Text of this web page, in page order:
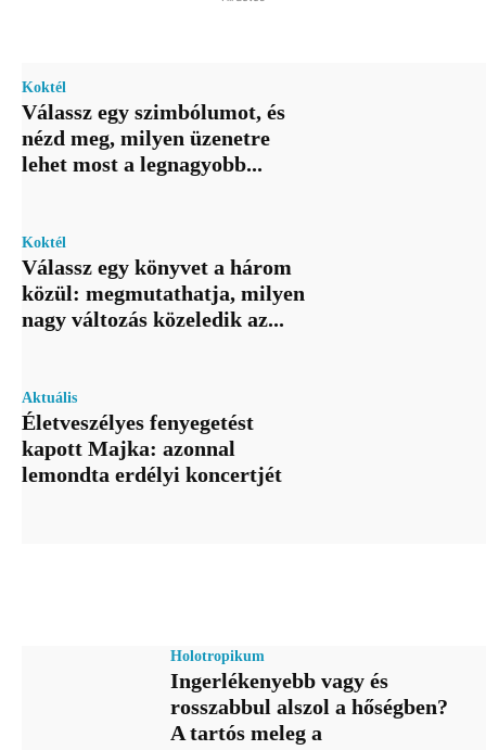
Koktél
Válassz egy szimbólumot, és
nézd meg, milyen üzenetre
lehet most a legnagyobb...
Koktél
Válassz egy könyvet a három
közül: megmutathatja, milyen
nagy változás közeledik az...
Aktuális
Életveszélyes fenyegetést
kapott Majka: azonnal
lemondta erdélyi koncertjét
Holotropikum
Ingerlékenyebb vagy és
rosszabbul alszol a hőségben?
A tartós meleg a